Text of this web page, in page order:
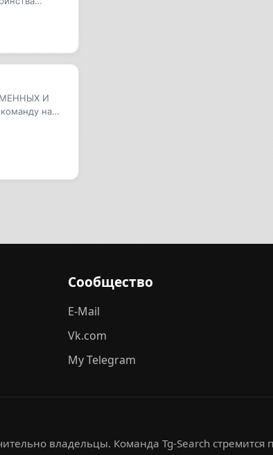
И
на
Сообщество
E-Mail
Vk.com
My Telegram
владельцы. Команда Tg-Search стремится